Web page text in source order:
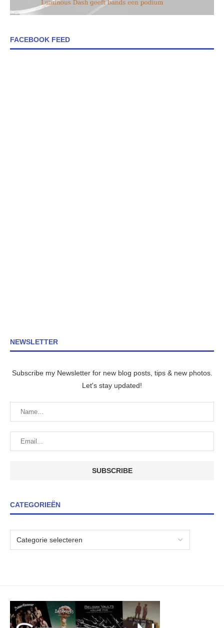
FACEBOOK FEED
NEWSLETTER
Subscribe my Newsletter for new blog posts, tips & new photos.
Let's stay updated!
CATEGORIEËN